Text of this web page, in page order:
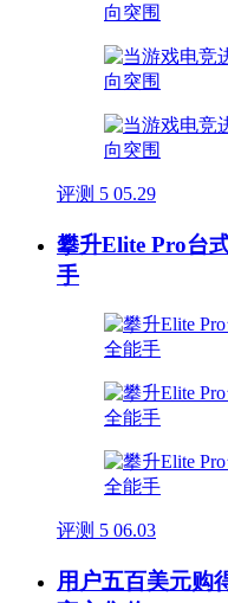
评测 5 05.29
攀升Elite Pro台
手
评测 5 06.03
用户五百美元购